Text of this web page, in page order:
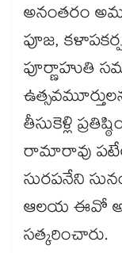
అనంతరం
పూజ,
పూర్ణాహుతి
తీసుకెళ్లి
రామారావు
సురపనేని
ఆలయ ఈవో
సత్కరించారు.